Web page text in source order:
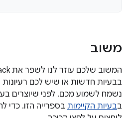
משוב
בבעיות חדשות או שיש לכם רעיונות
נשמח לשמוע מכם. לפני שיוצרים
בבעיות הקיימות בספרייה הזו. כדי